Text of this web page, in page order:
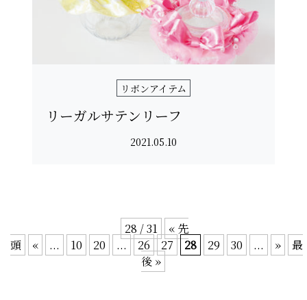
リボンアイテム
リーガルサテンリーフ
2021.05.10
28 / 31
« 先
頭
« ... 10 20 ... 26 27 28 29 30 ... »
最
後 »